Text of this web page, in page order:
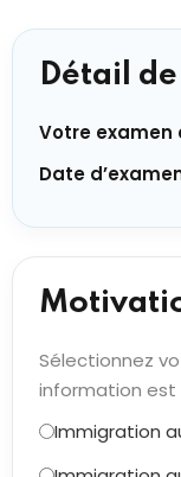
Détail
Votre examen
Date
Sélectionnez
information est
Immigration